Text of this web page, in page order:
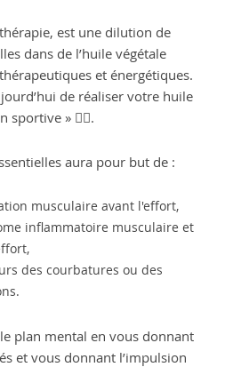
est une dilution de
dans de l’huile végétale
et énergétiques.
de réaliser votre huile
sportive » 🚴‍♂️.
aura pour but de :
musculaire avant l'effort,
inflammatoire musculaire et
des courbatures ou des
plan mental en vous donnant
et vous donnant l’impulsion